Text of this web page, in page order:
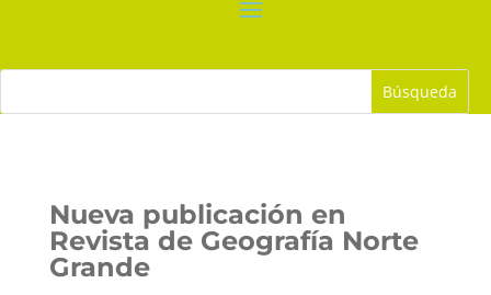
Nueva publicación en
Revista de Geografía Norte
Grande